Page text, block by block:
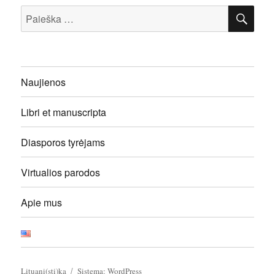
Ieškoti:
Naujienos
Libri et manuscripta
Diasporos tyrėjams
Virtualios parodos
Apie mus
Lituani(sti)ka Sistema: WordPress